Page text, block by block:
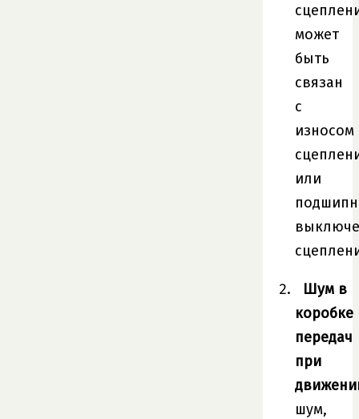
может
быть
связан
с
износом
или
Шум в
коробке
передач
при
шум,